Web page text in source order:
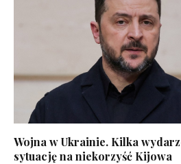
Wojna w Ukrainie. Kilka
sytuację na niekorzyść Kijowa